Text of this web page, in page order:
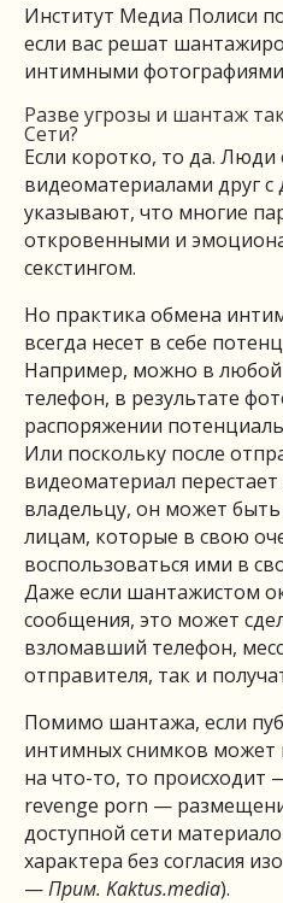
Институт Медиа Полиси
если вас решат
интимными
Разве угрозы и шантаж
Сети?
Если коротко, то да.
видеоматериалами друг с
указывают, что многие
откровенными и
секстингом.
Но практика обмена
всегда несет в себе
Например, можно в
телефон, в результате
распоряжении
Или поскольку после
видеоматериал
владельцу, он может
лицам, которые в свою
воспользоваться ими в
Даже если шантажистом
сообщения, это может
взломавший телефон,
отправителя, так и
Помимо шантажа, если
интимных снимков может
на что-то, то происходит
revenge porn —
доступной сети
характера без согласия
—Прим. Kaktus.media).